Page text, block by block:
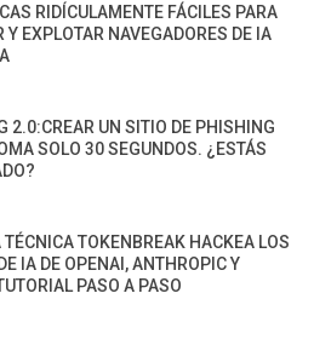
RIDÍCULAMENTE FÁCILES PARA
Y EXPLOTAR NAVEGADORES DE IA
2.0:CREAR UN SITIO DE PHISHING
SOLO 30 SEGUNDOS. ¿ESTÁS
TÉCNICA TOKENBREAK HACKEA LOS
IA DE OPENAI, ANTHROPIC Y
PASO A PASO